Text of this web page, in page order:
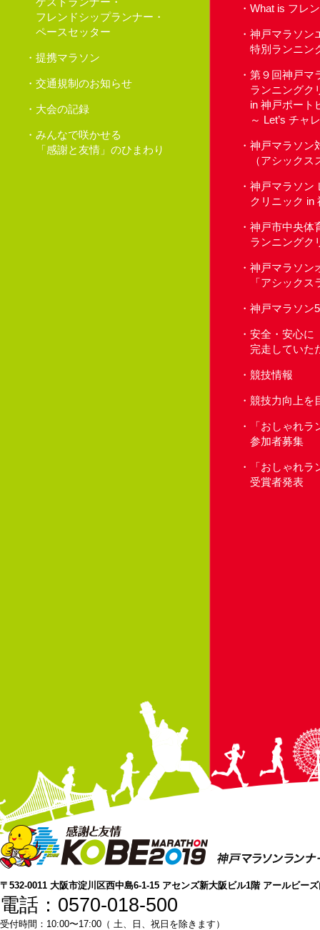
フレンドシップランナー・
ペースセッター
提携マラソン
交通規制のお知らせ
大会の記録
みんなで咲かせる
「感謝と友情」のひまわり
What is フレ
神戸マラソン
特別ランニン
第９回神戸マ
ランニングク
in 神戸ポート
～ Let’s チャ
神戸マラソ
（アシックス
神戸マラソン
クリニック in
神戸市中央体
ランニングク
神戸マラソン
「アシック
神戸マラソン
安全・安心に
完走していた
競技情報
競技力向上を
「おしゃれ
参加者募集
「おしゃれ
受賞者発表
〒532-0011 大阪市淀川区西中島6-1-15 アセンズ新大阪ビル1階 アールビー
電話：0570-018-500
受付時間：10:00〜17:00（ 土、日、祝日を除きます）